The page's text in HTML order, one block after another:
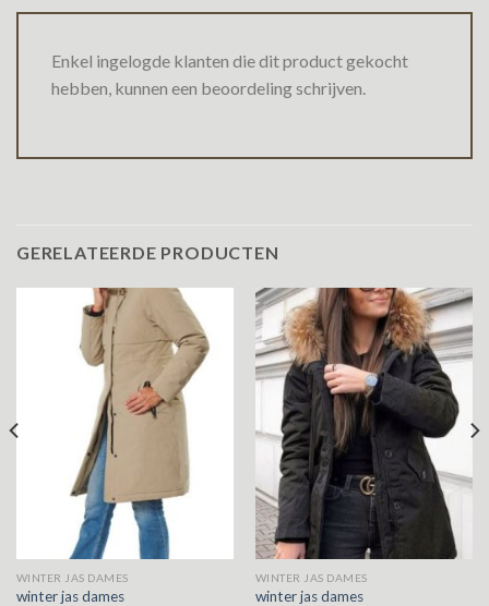
Enkel ingelogde klanten die dit product gekocht
hebben, kunnen een beoordeling schrijven.
GERELATEERDE PRODUCTEN
WINTER JAS DAMES
winter jas dames
WINTER JAS DAMES
winter jas dames